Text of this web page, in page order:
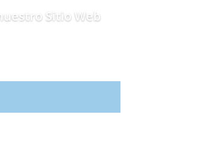
Sitio Web